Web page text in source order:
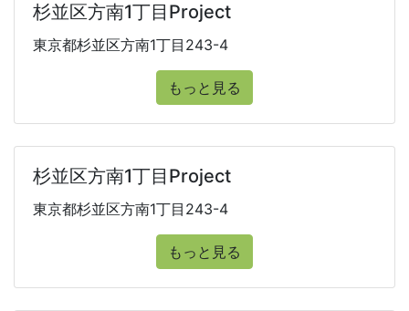
杉並区方南1丁目Project
東京都杉並区方南1丁目243-4
もっと見る
杉並区方南1丁目Project
東京都杉並区方南1丁目243-4
もっと見る